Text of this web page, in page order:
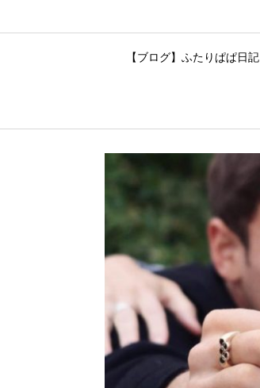
【ブログ】ふたりぱぱ日記